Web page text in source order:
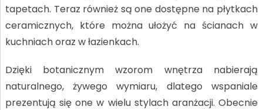
tapetach. Teraz również są one dostępne na płytkach
ceramicznych, które można ułożyć na ścianach w
kuchniach oraz w łazienkach.
Dzięki botanicznym wzorom wnętrza nabierają
naturalnego, żywego wymiaru, dlatego wspaniale
prezentują się one w wielu stylach aranżacji. Obecnie